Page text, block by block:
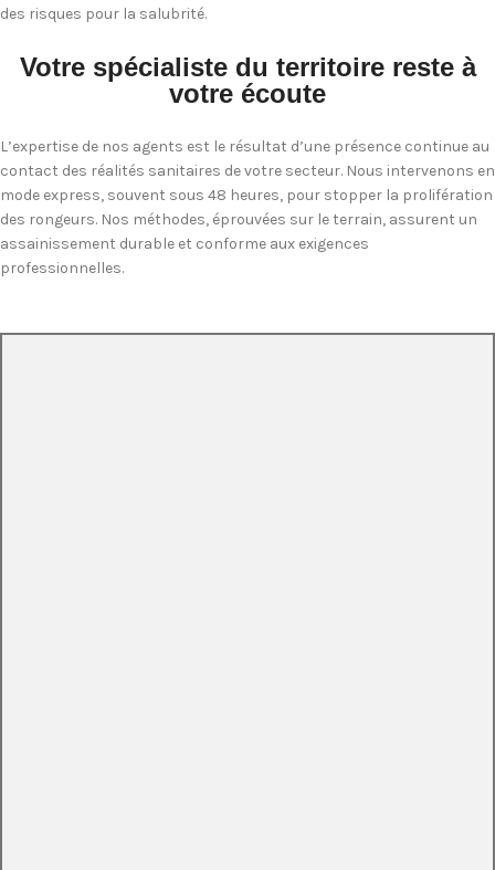
des risques pour la salubrité.
Votre spécialiste du territoire reste à
votre écoute
L’expertise de nos agents est le résultat d’une présence continue au
contact des réalités sanitaires de votre secteur. Nous intervenons en
mode express, souvent sous 48 heures, pour stopper la prolifération
des rongeurs. Nos méthodes, éprouvées sur le terrain, assurent un
assainissement durable et conforme aux exigences
professionnelles.